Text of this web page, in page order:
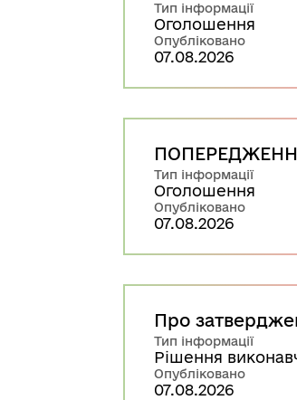
Тип інформації
Оголошення
Опубліковано
07.08.2026
Тип інформації
Оголошення
Опубліковано
07.08.2026
Про
Тип інформації
Рішення
Опубліковано
07.08.2026